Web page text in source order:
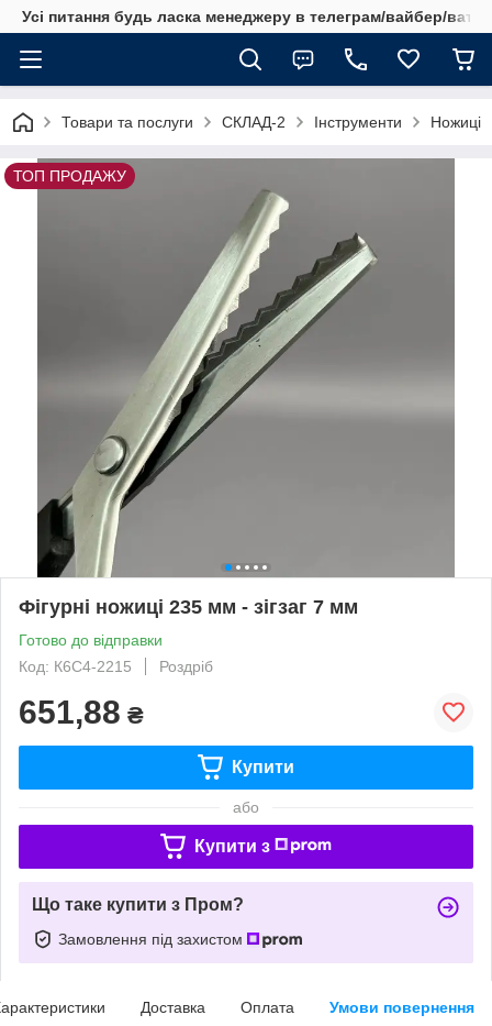
Усі питання будь ласка менеджеру в телеграм/вайбер/
Товари та послуги СКЛАД-2 Інструменти Ножиці
ТОП ПРОДАЖУ
Фігурні ножиці 235 мм - зігзаг 7 мм
Готово до відправки
Код: К6С4-2215
Роздріб
651,88 ₴
Купити
або
Купити з
Що таке купити з Пром?
Замовлення під захистом
Доставка Оплата Умови повернення